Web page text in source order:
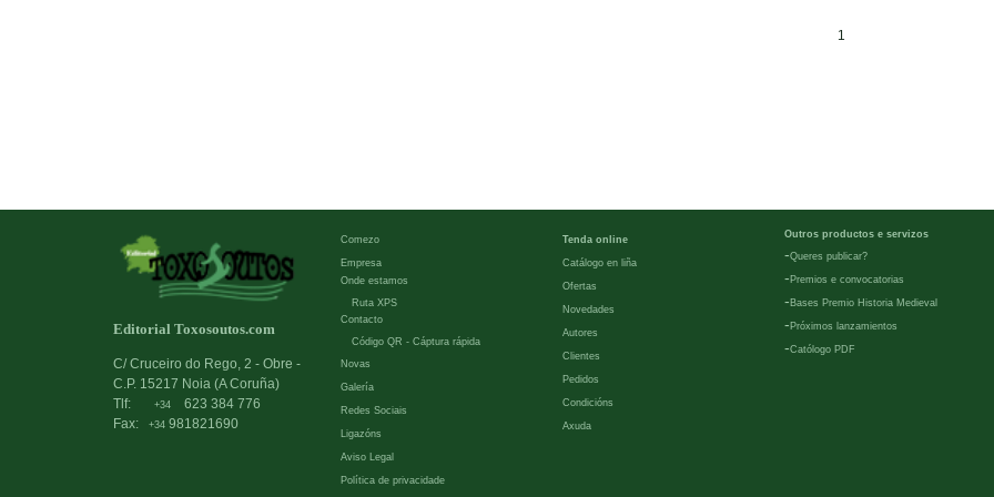
1
Editorial Toxosoutos.com
C/ Cruceiro do Rego, 2 - Obre -
C.P. 15217 Noia (A Coruña)
Tlf:
+34
623 384 776
Fax:
+34 981821690
Comezo
Empresa
Onde estamos
Ruta XPS
Contacto
Código QR - Cáptura rápida
Novas
Galería
Redes Sociais
Ligazóns
Aviso Legal
Política de privacidade
Tenda online
Catálogo en liña
Ofertas
Novedades
Autores
Clientes
Pedidos
Condicións
Axuda
Outros productos e servizos
-Queres publicar?
- Premios e convocatorias
- Bases Premio Historia Medieval
- Próximos lanzamientos
-Católogo PDF